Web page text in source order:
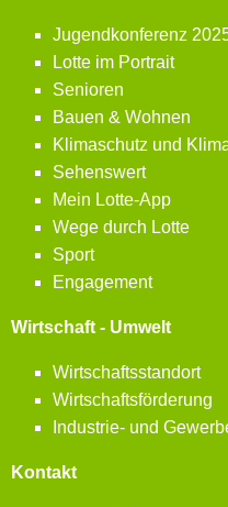
Jugendkonferenz
Lotte im Portrait
Senioren
Bauen & Wohnen
Klimaschutz und
Sehenswert
Mein Lotte-App
Wege durch Lotte
Sport
Engagement
Wirtschaft - Umwelt
Wirtschaftsstandort
Wirtschaftsförderung
Industrie- und
Kontakt